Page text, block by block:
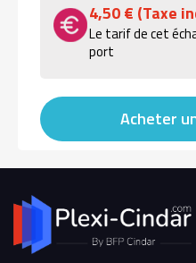
4,50 € (Taxe
Le tarif de cet
port
Acheter